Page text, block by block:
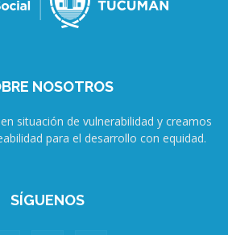
NOSOTROS
situación de vulnerabilidad y creamos
para el desarrollo con equidad.
SÍGUENOS